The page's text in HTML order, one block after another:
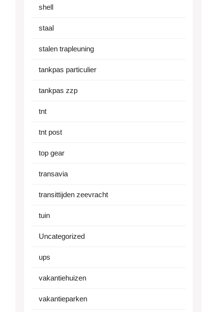
shell
staal
stalen trapleuning
tankpas particulier
tankpas zzp
tnt
tnt post
top gear
transavia
transittijden zeevracht
tuin
Uncategorized
ups
vakantiehuizen
vakantieparken